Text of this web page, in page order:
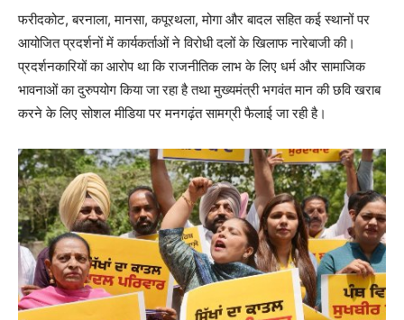
फरीदकोट, बरनाला, मानसा, कपूरथला, मोगा और बादल सहित कई स्थानों पर
आयोजित प्रदर्शनों में कार्यकर्ताओं ने विरोधी दलों के खिलाफ नारेबाजी की।
प्रदर्शनकारियों का आरोप था कि राजनीतिक लाभ के लिए धर्म और सामाजिक
भावनाओं का दुरुपयोग किया जा रहा है तथा मुख्यमंत्री भगवंत मान की छवि खराब
करने के लिए सोशल मीडिया पर मनगढ़ंत सामग्री फैलाई जा रही है।